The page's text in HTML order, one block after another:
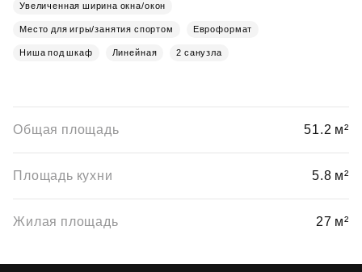
Увеличенная ширина окна/окон
Место для игры/занятия спортом Евроформат
Ниша под шкаф Линейная 2 санузла
Общая площадь 51.2 м²
Площадь кухни 5.8 м²
Жилая площадь 27 м²